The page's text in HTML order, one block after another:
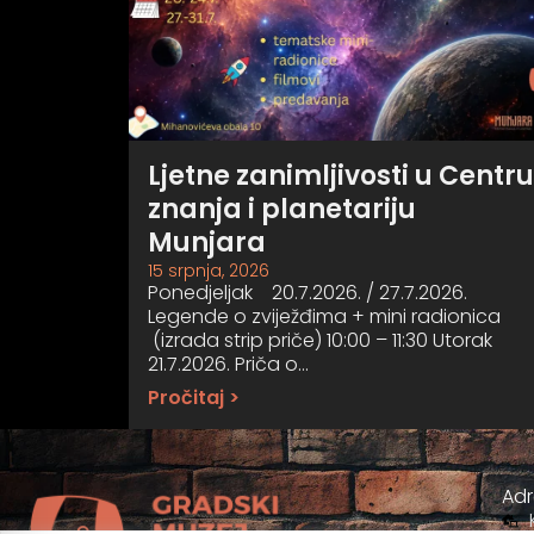
Ljetne zanimljivosti u Centru
znanja i planetariju
Munjara
15 srpnja, 2026
Ponedjeljak 20.7.2026. / 27.7.2026.
Legende o zviježđima + mini radionica
(izrada strip priče) 10:00 – 11:30 Utorak
21.7.2026. Priča o…
Pročitaj >